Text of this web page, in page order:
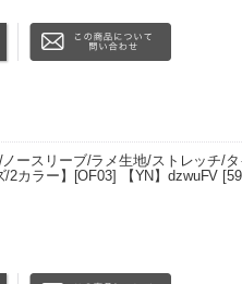
ースリーブ/ラメ生地/ストレッチ/
/2カラー】[OF03] 【YN】dzwuFV [